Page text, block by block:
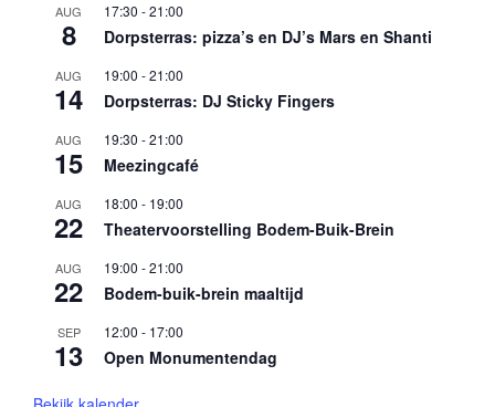
AUG
8
17:30 -21:00
Dorpsterras: pizza’s en DJ’s Mars en Shanti
AUG
14
19:00 -21:00
Dorpsterras: DJ Sticky Fingers
AUG
15
19:30 -21:00
Meezingcafé
AUG
22
18:00 - 19:00
Theatervoorstelling Bodem-Buik-Brein
AUG
22
19:00 -21:00
Bodem-buik-brein maaltijd
SEP
13
12:00 - 17:00
Open Monumentendag